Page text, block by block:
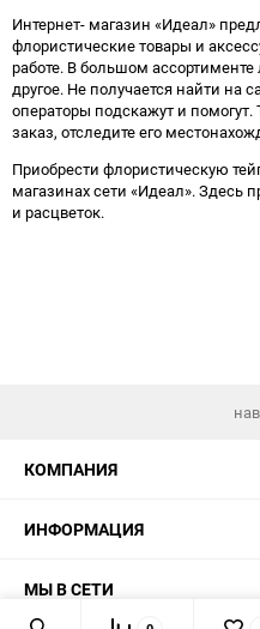
Интернет- магазин «Идеал»
флористические товары и
работе. В большом
другое. Не получается найти на
операторы подскажут и
заказ, отследите его
Приобрести флористическую
магазинах сети «Идеал». Здесь
и расцветок.
КОМПАНИЯ
ИНФОРМАЦИЯ
МЫ В СЕТИ